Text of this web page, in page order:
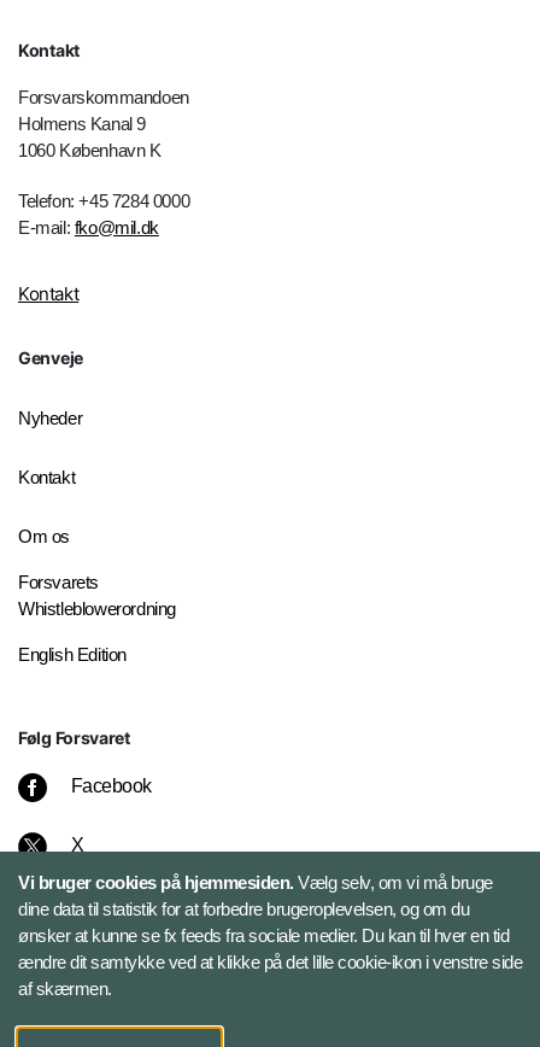
Kontakt
Forsvarskommandoen
Holmens Kanal 9
1060 København K
Telefon: +45 7284 0000
E-mail: fko@mil.dk
Kontakt
Genveje
Nyheder
Kontakt
Om os
Forsvarets
Whistleblowerordning
English Edition
Følg Forsvaret
Facebook
X
Instagram
Bluesky
LinkedIn
Vi bruger cookies på hjemmesiden.Vælg selv, om vi må bruge
dine data til statistik for at forbedre brugeroplevelsen, og om du
ønsker at kunne se fx feeds fra sociale medier. Du kan til hver en tid
ændre dit samtykke ved at klikke på det lille cookie-ikon i venstre side
af skærmen.